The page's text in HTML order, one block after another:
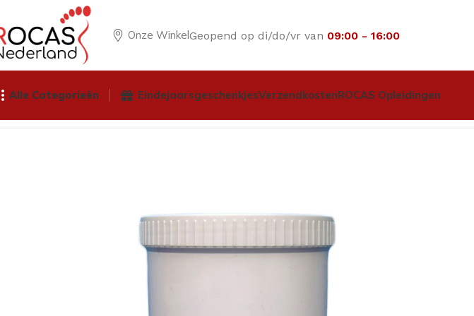
Onze WinkelGeopend op di/do/vr van 09:00 - 16:00
Alle Categorieën EindejaarsgeschenkjesVerzendkostenROCAS Opleidingen